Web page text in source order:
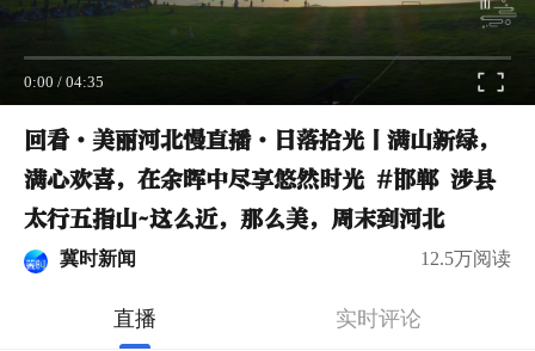
0:00 / 04:35
回看·美丽河北慢直播·日落拾光丨满山新绿，
满心欢喜，在余晖中尽享悠然时光 #邯郸 涉县
太行五指山~这么近，那么美，周末到河北
冀时新闻 12.5万阅读
直播 实时评论